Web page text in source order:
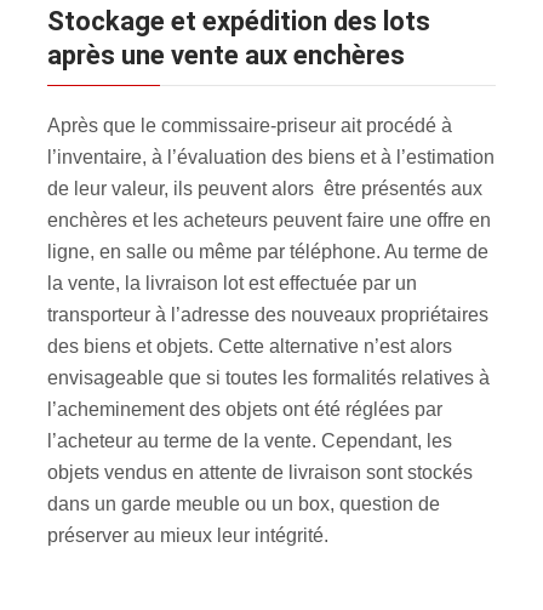
Stockage et expédition des lots
après une vente aux enchères
Après que le commissaire-priseur ait procédé à
l’inventaire, à l’évaluation des biens et à l’estimation
de leur valeur, ils peuvent alors être présentés aux
enchères et les acheteurs peuvent faire une offre en
ligne, en salle ou même par téléphone. Au terme de
la vente, la livraison lot est effectuée par un
transporteur à l’adresse des nouveaux propriétaires
des biens et objets. Cette alternative n’est alors
envisageable que si toutes les formalités relatives à
l’acheminement des objets ont été réglées par
l’acheteur au terme de la vente. Cependant, les
objets vendus en attente de livraison sont stockés
dans un garde meuble ou un box, question de
préserver au mieux leur intégrité.